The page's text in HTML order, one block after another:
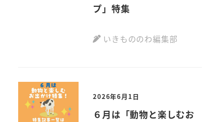
プ」特集
いきもののわ編集部
2026年6月1日
６月は「動物と楽しむお